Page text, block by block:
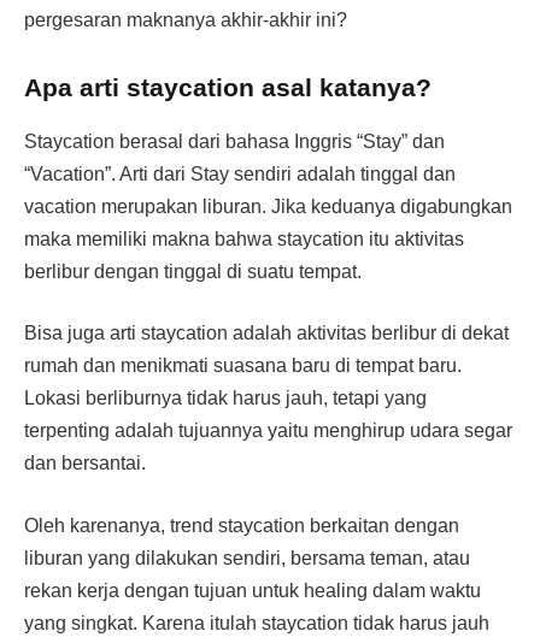
pergesaran maknanya akhir-akhir ini?
Apa arti staycation asal katanya?
Staycation berasal dari bahasa Inggris “Stay” dan
“Vacation”. Arti dari Stay sendiri adalah tinggal dan
vacation merupakan liburan. Jika keduanya digabungkan
maka memiliki makna bahwa staycation itu aktivitas
berlibur dengan tinggal di suatu tempat.
Bisa juga arti staycation adalah aktivitas berlibur di dekat
rumah dan menikmati suasana baru di tempat baru.
Lokasi berliburnya tidak harus jauh, tetapi yang
terpenting adalah tujuannya yaitu menghirup udara segar
dan bersantai.
Oleh karenanya, trend staycation berkaitan dengan
liburan yang dilakukan sendiri, bersama teman, atau
rekan kerja dengan tujuan untuk healing dalam waktu
yang singkat. Karena itulah staycation tidak harus jauh